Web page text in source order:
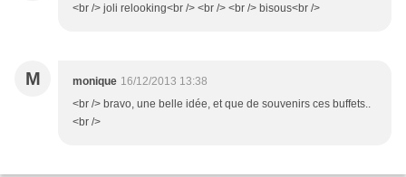
<br /> joli relooking<br /> <br /> <br /> bisous<br />
M monique 16/12/2013 13:38
<br /> bravo, une belle idée, et que de souvenirs ces buffets..
<br />